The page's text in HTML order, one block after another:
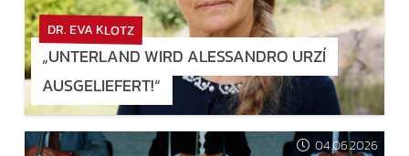
DR. EVA KLOTZ
„UNTERLAND WIRD ALESSANDRO URZÍ
AUSGELIEFERT!“
04.06.2026